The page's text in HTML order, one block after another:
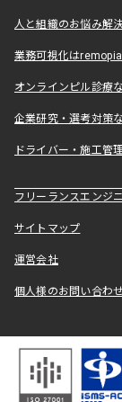
人と組織のお悩み解
業務可視化はremopia
オンラインピル診療
企業研究・選考対策
ドライバー・施工管
フリーランスエンジ
サイトマップ
運営会社
個人様のお問い合わ